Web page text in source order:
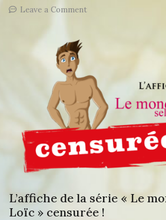
Leave a Comment
l’affiche
“Le
monde
selon
Loïc”
L’affiche de la série « Le
Loïc » censurée !